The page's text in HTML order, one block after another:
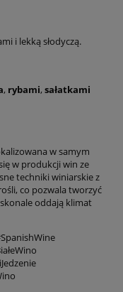
i lekką słodyczą.
, rybami, sałatkami
w samym
w produkcji win ze
techniki winiarskie z
co pozwala tworzyć
oddają klimat